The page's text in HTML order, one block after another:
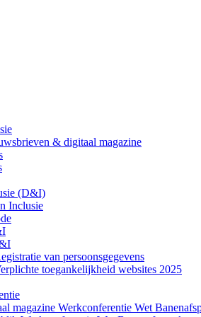
& digitaal magazine
(D&I)
Inclusie
van persoonsgegevens
toegankelijkheid websites 2025
magazine Werkconferentie Wet